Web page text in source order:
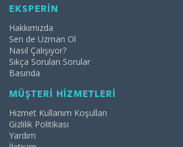
EKSPERİN
Hakkımızda
Sen de Uzman Ol
Nasıl Çalışıyor?
Sıkça Sorulan Sorular
Basında
MÜŞTERİ HİZMETLERİ
Hizmet Kullanım Koşulları
Gizlilik Politikası
Yardım